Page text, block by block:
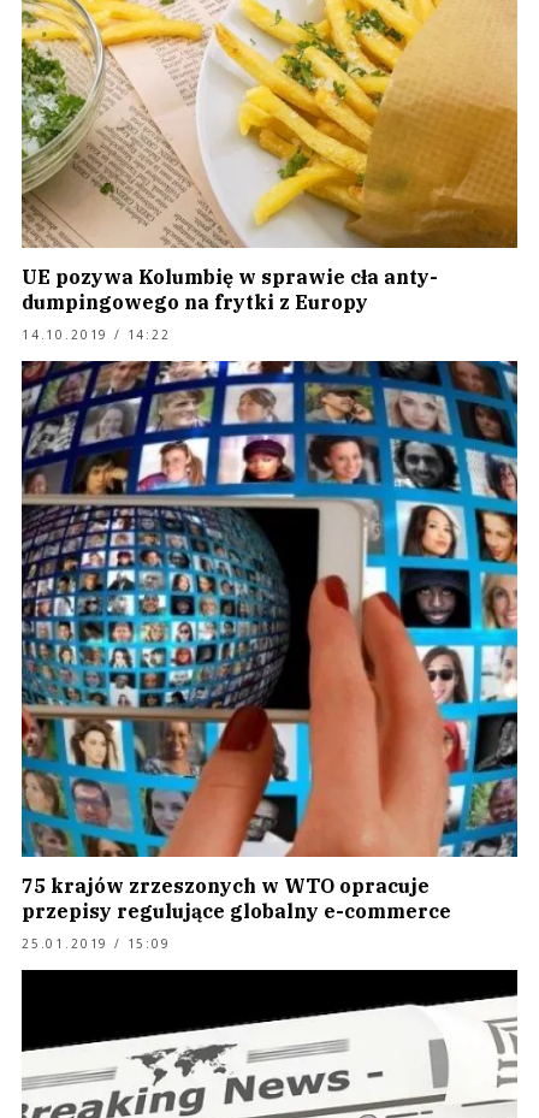
UE pozywa Kolumbię w sprawie cła anty-
dumpingowego na frytki z Europy
14.10.2019 / 14:22
75 krajów zrzeszonych w WTO opracuje
przepisy regulujące globalny e-commerce
25.01.2019 / 15:09